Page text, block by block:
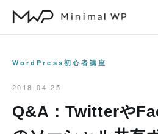
WordPress初心者講座
2018-04-25
Q&A：Twitterや